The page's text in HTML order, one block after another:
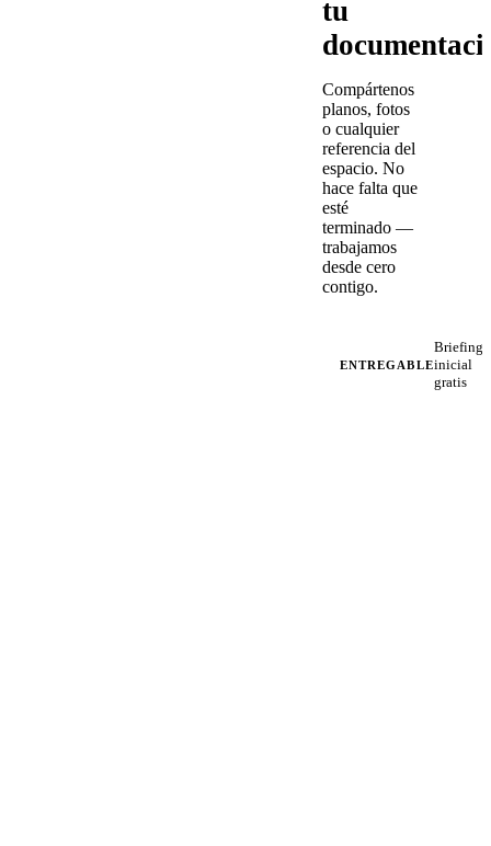
tu
Compártenos
planos, fotos
o cualquier
referencia del
espacio. No
hace falta que
esté
terminado —
trabajamos
desde cero
contigo.
ENTREGABLE
Briefing
inicial
gratis